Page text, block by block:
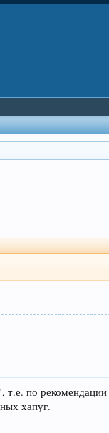
по рекомендации
хапуг.